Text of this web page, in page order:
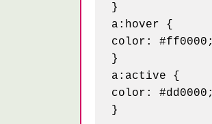
}
a:hover {
color: #ff0000;
}
a:active {
color: #dd0000;